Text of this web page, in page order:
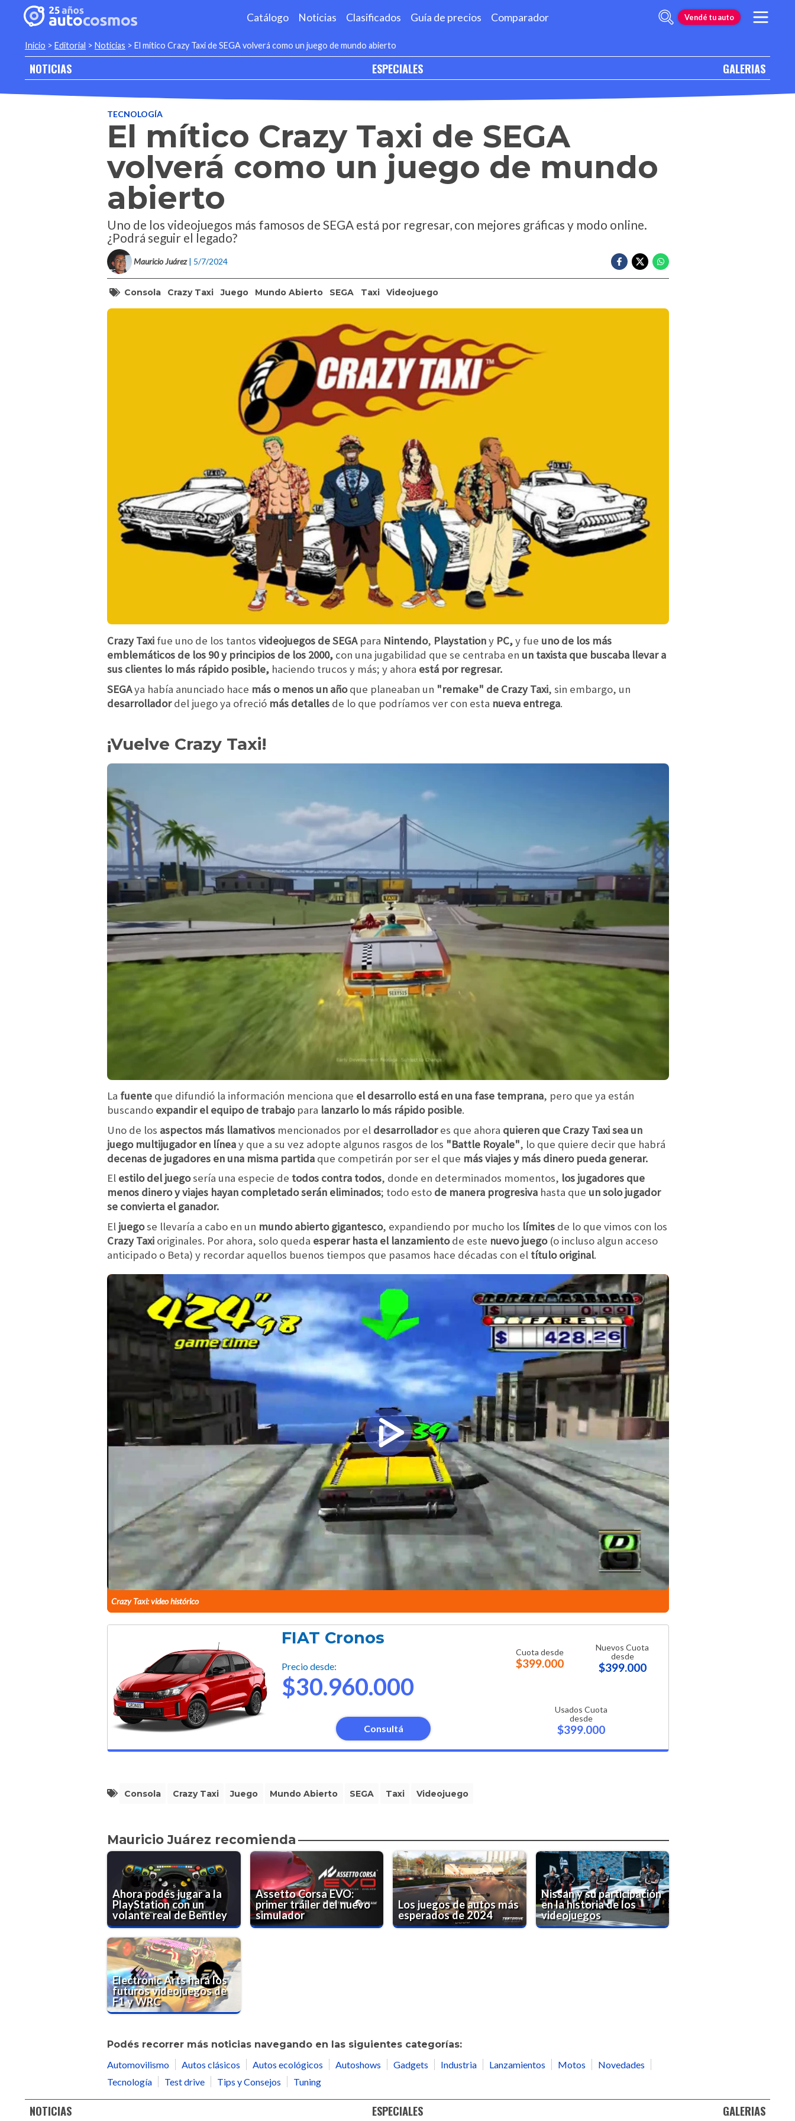
Catálogo Noticias Clasificados Guía de precios Comparador Vendé tu auto
Inicio > Editorial > Noticias > El mítico Crazy Taxi de SEGA volverá como un juego de mundo abierto
NOTICIAS ESPECIALES GALERIAS
TECNOLOGÍA
El mítico Crazy Taxi de SEGA
volverá como un juego de mundo
abierto
Uno de los videojuegos más famosos de SEGA está por regresar, con mejores gráficas y modo online.
¿Podrá seguir el legado?
Mauricio Juárez | 5/7/2024
Consola Crazy Taxi Juego Mundo Abierto SEGA Taxi Videojuego
Crazy Taxi fue uno de los tantos videojuegos de SEGApara Nintendo, Playstationy PC,y fue uno de los más
emblemáticos de los 90y principios de los 2000, con una jugabilidad que se centraba en un taxista que buscaba llevar a
sus clientes lo más rápido posible, haciendo trucos y más; y ahora está por regresar.
SEGAya había anunciado hace más o menos un añoque planeaban un "remake" de Crazy Taxi, sin embargo, un
desarrolladordel juego ya ofreció más detalles de lo que podríamos ver con esta nueva entrega.
¡Vuelve Crazy Taxi!
La fuente que difundió la información menciona que el desarrollo está en una fase temprana, pero que ya están
buscando expandir el equipo de trabajopara lanzarlo lo más rápido posible.
Uno de los aspectos más llamativos mencionados por el desarrolladores que ahora quieren que Crazy Taxi sea un
juego multijugador en líneay que a su vez adopte algunos rasgos de los "Battle Royale", lo que quiere decir que habrá
decenas de jugadores en una misma partida que competirán por ser el que más viajes y más dinero pueda generar.
El estilo del juegosería una especie de todos contra todos, donde en determinados momentos, los jugadores que
menos dinero y viajes hayan completado serán eliminados; todo esto de manera progresiva hasta que un solo jugador
se convierta el ganador.
El juegose llevaría a cabo en un mundo abierto gigantesco, expandiendo por mucho los límites de lo que vimos con los
Crazy Taxi originales. Por ahora, solo queda esperar hasta el lanzamientode este nuevo juego(o incluso algun acceso
anticipado o Beta) y recordar aquellos buenos tiempos que pasamos hace décadas con el título original.
Crazy Taxi: video histórico
FIAT Cronos
Precio desde:
$30.960.000
Consultá
Cuota desde
$399.000
Nuevos Cuota
desde
$399.000
Usados Cuota
desde
$399.000
Consola Crazy Taxi Juego Mundo Abierto SEGA Taxi Videojuego
Mauricio Juárez recomienda
Ahora podés jugar a la
PlayStation con un
volante real de Bentley
Assetto Corsa EVO:
primer tráiler del nuevo
simulador
Los juegos de autos más
esperados de 2024
Nissan y su participación
en la historia de los
videojuegos
Electronic Arts hará los
futuros videojuegos de
F1 y WRC
Podés recorrer más noticias navegando en las siguientes categorías:
Automovilismo
Autos clásicos Autos ecológicos Autoshows Gadgets Industria Lanzamientos Motos
Novedades
Tecnología
Test drive Tips y Consejos Tuning
NOTICIAS ESPECIALES GALERIAS